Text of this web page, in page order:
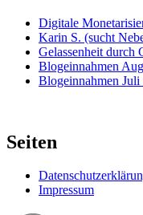
Digitale
Karin S. (sucht
Gelassenheit durch
Blogeinnahmen
Blogeinnahmen Juli
Seiten
Impressum